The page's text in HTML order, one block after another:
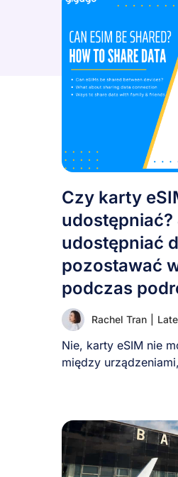
Czy karty
udostępniać
pozostawać
podczas
Rachel Tran
Nie, karty eSIM nie
między